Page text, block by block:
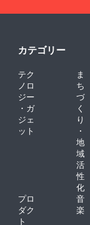
カテゴリー
テク
ノロ
ジー
・ガ
ジェ
ット
ま
ち
づ
く
り
・
地
域
活
性
化
プロ
ダク
ト
音
楽